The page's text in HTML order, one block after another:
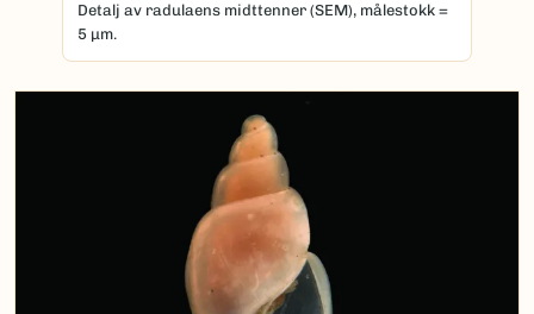
Detalj av radulaens midttenner (SEM), målestokk =
5 μm.